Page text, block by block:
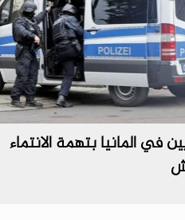
في المانيا بتهمة الانتماء